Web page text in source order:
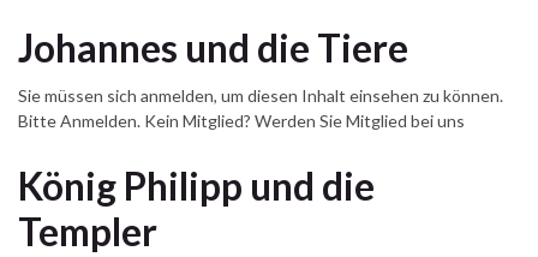
Johannes und die Tiere
Sie müssen sich anmelden, um diesen Inhalt einsehen zu können.
Bitte Anmelden. Kein Mitglied? Werden Sie Mitglied bei uns
König Philipp und die
Templer